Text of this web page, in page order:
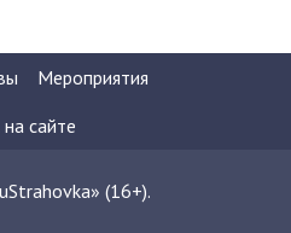
Мероприятия
сайте
(16+).